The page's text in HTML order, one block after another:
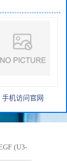
(U3-
手机访问官网